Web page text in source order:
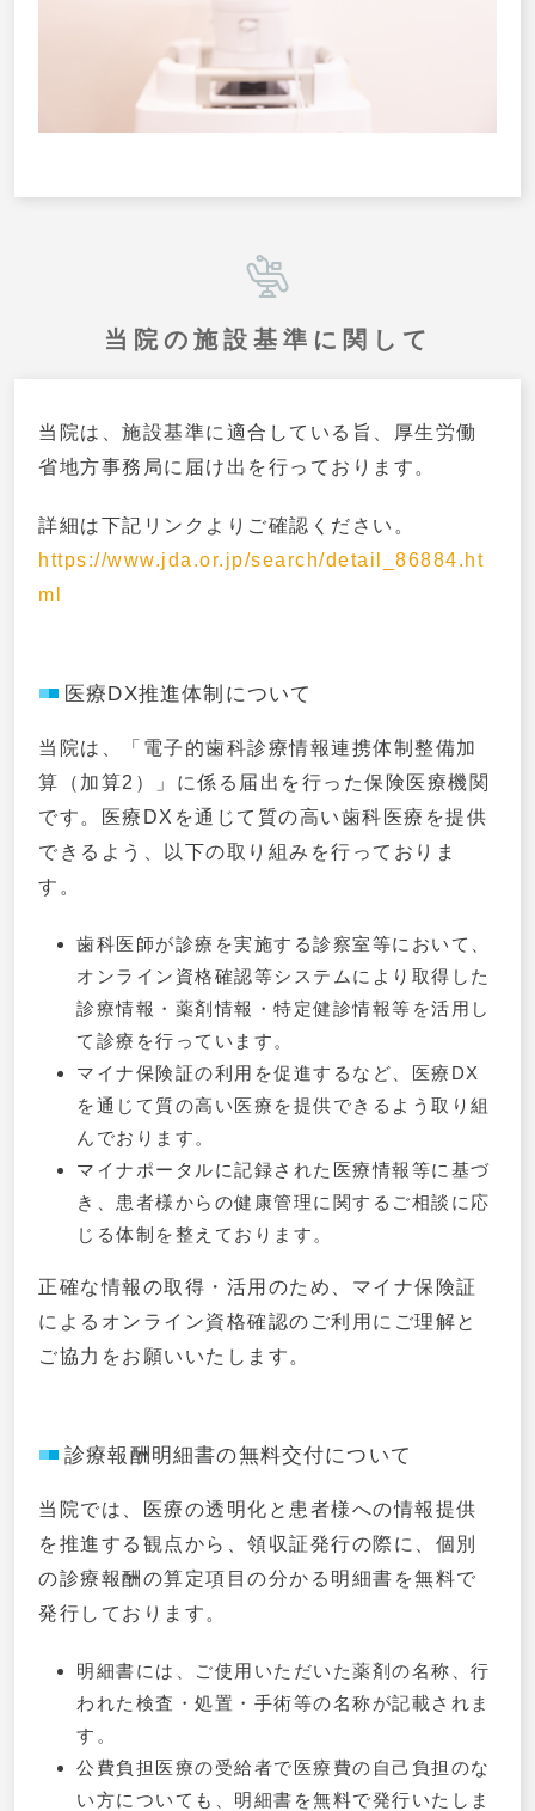
当院の施設基準に関して
当院は、施設基準に適合している旨、厚生労働
省地方事務局に届け出を行っております。
詳細は下記リンクよりご確認ください。
https://www.jda.or.jp/search/detail_86884.ht
ml
医療DX推進体制について
当院は、「電子的歯科診療情報連携体制整備加
算（加算2）」に係る届出を行った保険医療機関
です。医療DXを通じて質の高い歯科医療を提供
できるよう、以下の取り組みを行っておりま
す。
歯科医師が診療を実施する診察室等において、
オンライン資格確認等システムにより取得した
診療情報・薬剤情報・特定健診情報等を活用し
て診療を行っています。
マイナ保険証の利用を促進するなど、医療DX
を通じて質の高い医療を提供できるよう取り組
んでおります。
マイナポータルに記録された医療情報等に基づ
き、患者様からの健康管理に関するご相談に応
じる体制を整えております。
正確な情報の取得・活用のため、マイナ保険証
によるオンライン資格確認のご利用にご理解と
ご協力をお願いいたします。
診療報酬明細書の無料交付について
当院では、医療の透明化と患者様への情報提供
を推進する観点から、領収証発行の際に、個別
の診療報酬の算定項目の分かる明細書を無料で
発行しております。
明細書には、ご使用いただいた薬剤の名称、行
われた検査・処置・手術等の名称が記載されま
す。
公費負担医療の受給者で医療費の自己負担のな
い方についても、明細書を無料で発行いたしま